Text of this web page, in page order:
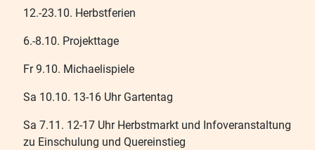
12.-23.10. Herbstferien
6.-8.10. Projekttage
Fr 9.10. Michaelispiele
Sa 10.10. 13-16 Uhr Gartentag
Sa 7.11. 12-17 Uhr Herbstmarkt und Infoveranstaltung
zu Einschulung und Quereinstieg